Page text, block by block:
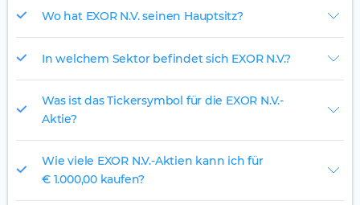
Wo hat EXOR N.V. seinen Hauptsitz?
In welchem Sektor befindet sich EXOR N.V.?
Was ist das Tickersymbol für die EXOR N.V.-
Aktie?
Wie viele EXOR N.V.-Aktien kann ich für
€ 1.000,00 kaufen?